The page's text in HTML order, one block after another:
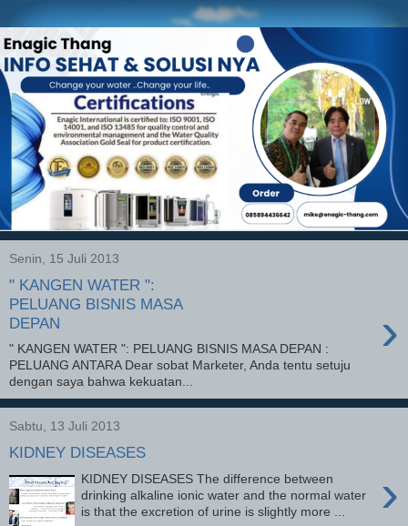
Senin, 15 Juli 2013
" KANGEN WATER ":
PELUANG BISNIS MASA
DEPAN
›
" KANGEN WATER ": PELUANG BISNIS MASA DEPAN :
PELUANG ANTARA Dear sobat Marketer, Anda tentu setuju
dengan saya bahwa kekuatan...
Sabtu, 13 Juli 2013
KIDNEY DISEASES
›
KIDNEY DISEASES The difference between
drinking alkaline ionic water and the normal water
is that the excretion of urine is slightly more ...